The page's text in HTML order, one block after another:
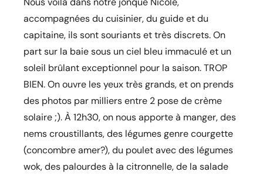
accompagnées du cuisinier, du guide et du
capitaine, ils sont souriants et très discrets. On
part sur la baie sous un ciel bleu immaculé et un
soleil brûlant exceptionnel pour la saison. TROP
BIEN. On ouvre les yeux très grands, et on prends
des photos par milliers entre 2 pose de crème
solaire ;). À 12h30, on nous apporte à manger, des
nems croustillants, des légumes genre courgette
(concombre amer?), du poulet avec des légumes
wok, des palourdes à la citronnelle, de la salade